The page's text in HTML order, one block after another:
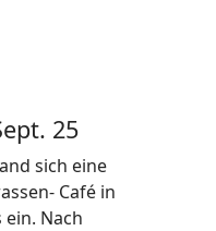
25
sich eine
Café in
ein. Nach